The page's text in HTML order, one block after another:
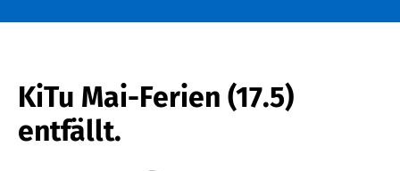
KiTu Mai-Ferien (17.5)
entfällt.